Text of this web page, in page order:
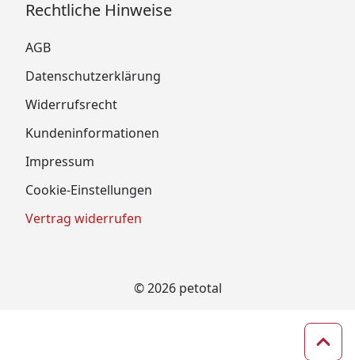
Rechtliche Hinweise
AGB
Datenschutzerklärung
Widerrufsrecht
Kundeninformationen
Impressum
Cookie-Einstellungen
Vertrag widerrufen
© 2026 petotal